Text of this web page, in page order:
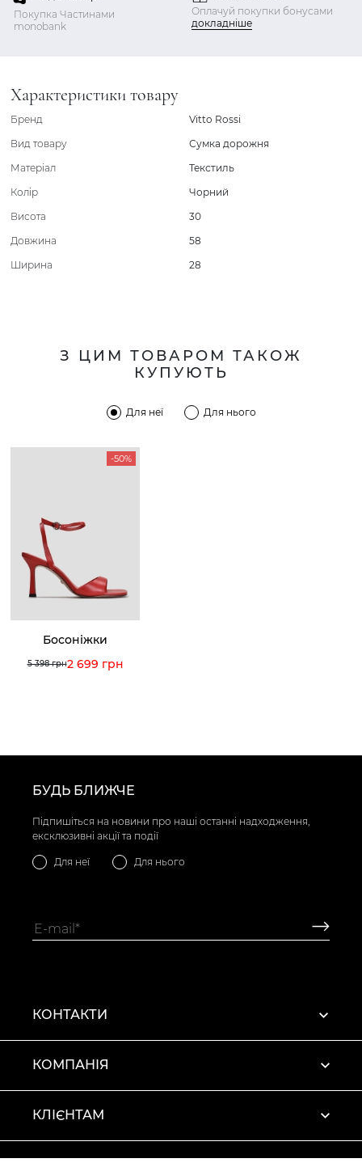
Покупка Частинами
monobank
Оплачуй покупки бонусами
докладніше
Характеристики товару
Бренд
Vitto Rossi
Вид товару
Сумка дорожня
Матеріал
Текстиль
Колір
Чорний
Висота
30
Довжина
58
Ширина
28
З ЦИМ ТОВАРОМ ТАКОЖ
КУПУЮТЬ
Для неї Для нього
-50%
Босоніжки
5 398 грн2 699 грн
БУДЬ БЛИЖЧЕ
Підпишіться на новини про наші останні надходження,
ексклюзивні акції та події
Для неї Для нього
КОНТАКТИ
КОМПАНІЯ
КЛІЄНТАМ